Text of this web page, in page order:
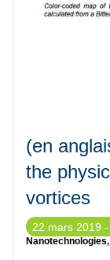
(en
the
vortices
22 mars 2019